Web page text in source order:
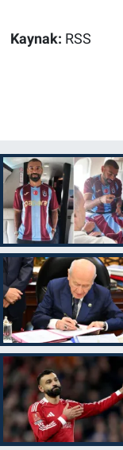
Kaynak: RSS